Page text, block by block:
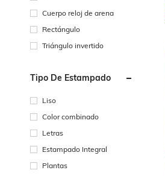
Cuerpo reloj de arena
Rectángulo
Triángulo invertido
Tipo De Estampado
Liso
Color combinado
Letras
Estampado Integral
Plantas